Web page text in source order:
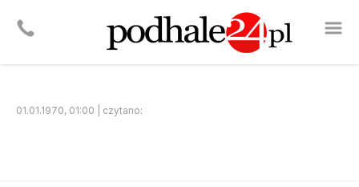
01.01.1970, 01:00 | czytano: